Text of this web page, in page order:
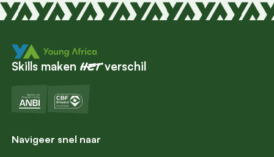
Skills maken hetverschil
Navigeer snel naar